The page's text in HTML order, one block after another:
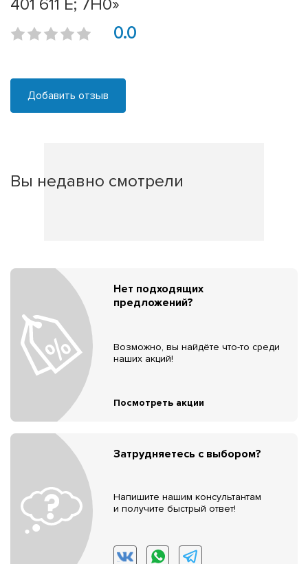
401 611 E; 7H0»
0.0
Добавить отзыв
Вы недавно смотрели
Нет подходящих
предложений?
Возможно, вы найдёте что-то среди
наших акций!
Посмотреть акции
Затрудняетесь с выбором?
Напишите нашим консультантам
и получите быстрый ответ!